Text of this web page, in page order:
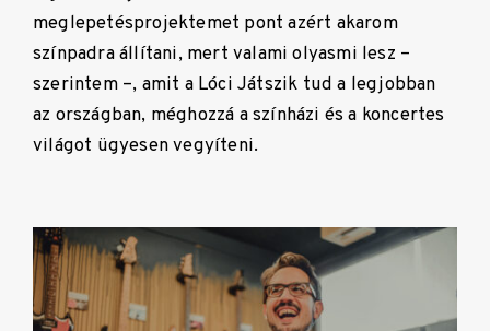
meglepetésprojektemet pont azért akarom
színpadra állítani, mert valami olyasmi lesz –
szerintem –, amit a Lóci Játszik tud a legjobban
az országban, méghozzá a színházi és a koncertes
világot ügyesen vegyíteni.